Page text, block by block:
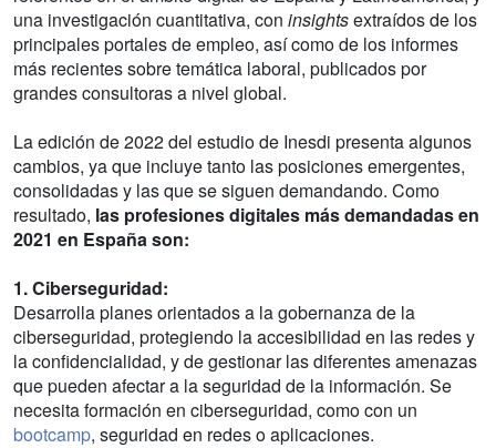
una investigación cuantitativa, con insightsextraídos de los
principales portales de empleo, así como de los informes
más recientes sobre temática laboral, publicados por
grandes consultoras a nivel global.
La edición de 2022 del estudio de Inesdi presenta algunos
cambios, ya que incluye tanto las posiciones emergentes,
consolidadas y las que se siguen demandando. Como
resultado, las profesiones digitales más demandadas en
2021 en España son:
1. Ciberseguridad:
Desarrolla planes orientados a la gobernanza de la
ciberseguridad, protegiendo la accesibilidad en las redes y
la confidencialidad, y de gestionar las diferentes amenazas
que pueden afectar a la seguridad de la información. Se
necesita formación en ciberseguridad, como con un
bootcamp, seguridad en redes o aplicaciones.